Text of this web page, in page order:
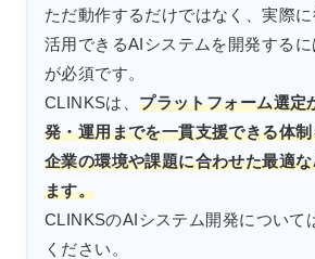
ただ動作するだけではなく、実際
活用できるAIシステムを開発するに
が必須です。
CLINKSは、プラットフォーム選定
発・運用までを一貫支援できる体
企業の環境や課題に合わせた最適
ます。
CLINKSのAIシステム開発について
ください。